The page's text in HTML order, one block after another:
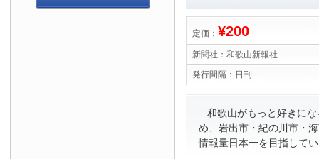
定価： ¥200
新聞社： 和歌山新報社
発行間隔： 日刊
和歌山がもっと好きに
め、岩出市・紀の川市・
情報量日本一を目指して